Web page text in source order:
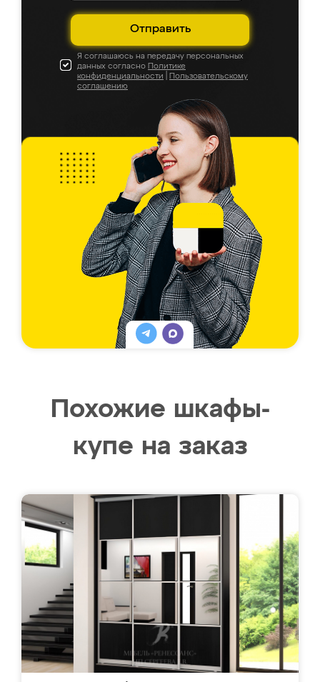
Отправить
Я соглашаюсь на передачу персональных
данных согласно Политике
конфиденциальности
Пользовательскому
соглашению
Похожие шкафы-
купе на заказ